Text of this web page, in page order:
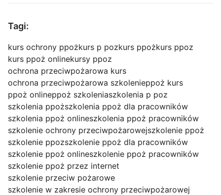
Tagi:
kurs ochrony ppożkurs p pozkurs ppożkurs ppoz
kurs ppoż onlinekursy ppoz
ochrona przeciwpożarowa kurs
ochrona przeciwpożarowa szkolenieppoż kurs
ppoż onlineppoż szkoleniaszkolenia p poz
szkolenia ppoższkolenia ppoż dla pracowników
szkolenia ppoż onlineszkolenia ppoż pracowników
szkolenie ochrony przeciwpożarowejszkolenie ppoż
szkolenie ppozszkolenie ppoż dla pracowników
szkolenie ppoż onlineszkolenie ppoż pracowników
szkolenie ppoż przez internet
szkolenie przeciw pożarowe
szkolenie w zakresie ochrony przeciwpożarowej